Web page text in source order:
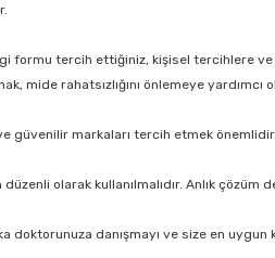
formu tercih ettiğiniz, kişisel tercihlere
mide rahatsızlığını önlemeye yardımcı
güvenilir markaları tercih etmek
olarak kullanılmalıdır. Anlık
danışmayı ve size en uygun